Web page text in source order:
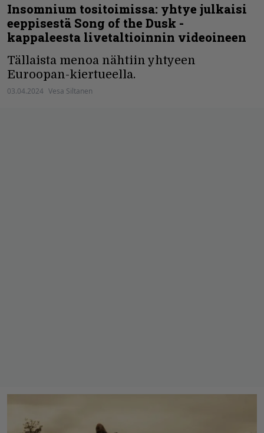
Insomnium tositoimissa: yhtye julkaisi
eeppisestä Song of the Dusk -
kappaleesta livetaltioinnin videoineen
Tällaista menoa nähtiin yhtyeen
Euroopan-kiertueella.
03.04.2024 Vesa Siltanen